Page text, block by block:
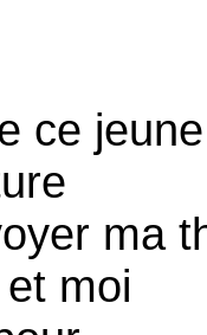
ce
ma
moi